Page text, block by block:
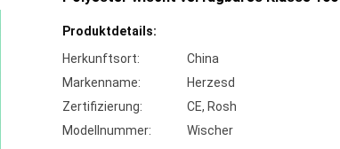
Produktdetails:
Herkunftsort:
China
Markenname:
Herzesd
Zertifizierung:
CE, Rosh
Modellnummer:
Wischer